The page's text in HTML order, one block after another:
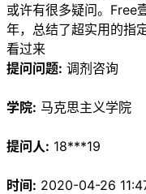
或许有很多疑问。Free
年，总结了超实用的指
看过来
提问问题: 调剂咨询
学院: 马克思主义学院
提问人: 18***19
时间: 2020-04-26